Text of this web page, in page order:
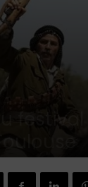
festival